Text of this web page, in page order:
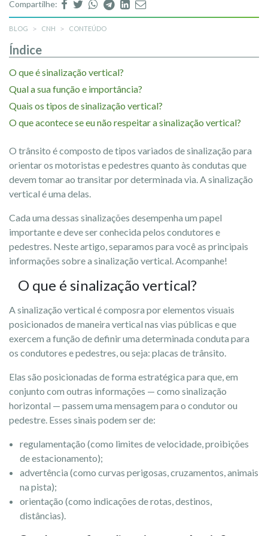
Compartilhe:
BLOG CNH CONTEÚDO
Índice
O que é sinalização vertical?
Qual a sua função e importância?
Quais os tipos de sinalização vertical?
O que acontece se eu não respeitar a sinalização vertical?
O trânsito é composto de tipos variados de sinalização para
orientar os motoristas e pedestres quanto às condutas que
devem tomar ao transitar por determinada via. A sinalização
vertical é uma delas.
Cada uma dessas sinalizações desempenha um papel
importante e deve ser conhecida pelos condutores e
pedestres. Neste artigo, separamos para você as principais
informações sobre a sinalização vertical. Acompanhe!
O que é sinalização vertical?
A sinalização vertical é composra por elementos visuais
posicionados de maneira vertical nas vias públicas e que
exercem a função de definir uma determinada conduta para
os condutores e pedestres, ou seja: placas de trânsito.
Elas são posicionadas de forma estratégica para que, em
conjunto com outras informações — como sinalização
horizontal — passem uma mensagem para o condutor ou
pedestre. Esses sinais podem ser de:
regulamentação (como limites de velocidade, proibições
de estacionamento);
advertência (como curvas perigosas, cruzamentos, animais
na pista);
orientação (como indicações de rotas, destinos,
distâncias).